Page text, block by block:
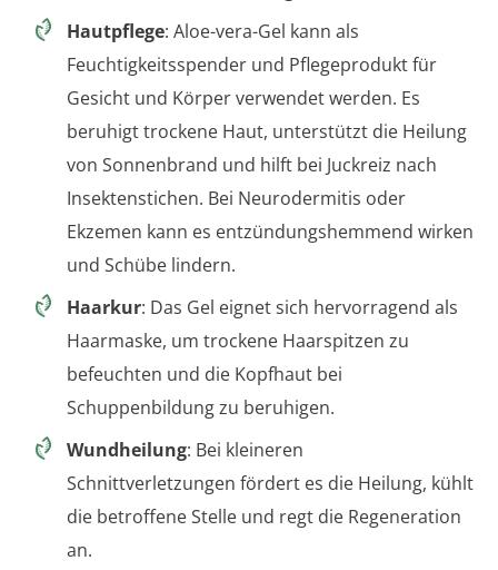
Hautpflege: Aloe-vera-Gel kann als
Feuchtigkeitsspender und Pflegeprodukt für
Gesicht und Körper verwendet werden. Es
beruhigt trockene Haut, unterstützt die Heilung
von Sonnenbrand und hilft bei Juckreiz nach
Insektenstichen. Bei Neurodermitis oder
Ekzemen kann es entzündungshemmend wirken
und Schübe lindern.
Haarkur: Das Gel eignet sich hervorragend als
Haarmaske, um trockene Haarspitzen zu
befeuchten und die Kopfhaut bei
Schuppenbildung zu beruhigen.
Wundheilung: Bei kleineren
Schnittverletzungen fördert es die Heilung, kühlt
die betroffene Stelle und regt die Regeneration
an.